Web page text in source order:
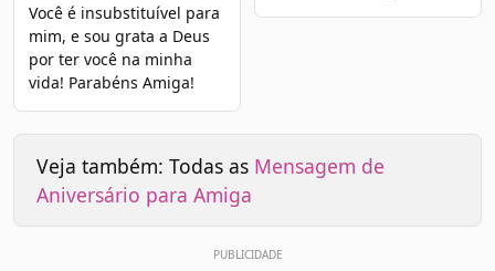
Você é insubstituível para
mim, e sou grata a Deus
por ter você na minha
vida! Parabéns Amiga!
Veja também: Todas as Mensagem de
Aniversário para Amiga